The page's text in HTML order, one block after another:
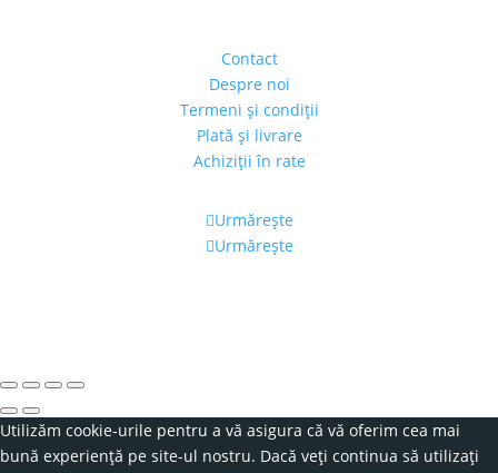
Contact
Despre noi
Termeni şi condiţii
Plată şi livrare
Achiziţii în rate
Urmărește
Urmărește
Utilizăm cookie-urile pentru a vă asigura că vă oferim cea mai
bună experiență pe site-ul nostru. Dacă veți continua să utilizați